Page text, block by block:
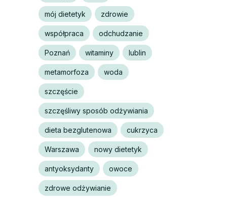
mój dietetyk zdrowie
współpraca odchudzanie
Poznań witaminy lublin
metamorfoza woda
szczęście
szczęśliwy sposób odżywiania
dieta bezglutenowa cukrzyca
Warszawa nowy dietetyk
antyoksydanty owoce
zdrowe odżywianie